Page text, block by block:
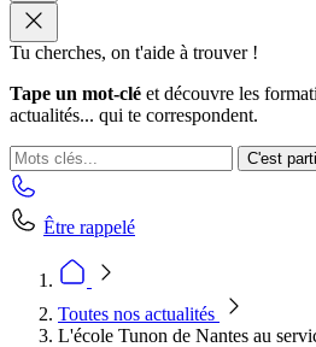
Tu cherches, on t'aide à trouver !
Tape un mot-clé et découvre les
actualités... qui te correspondent.
C'est
Être rappelé
Toutes nos actualités
L'école Tunon de Nantes au